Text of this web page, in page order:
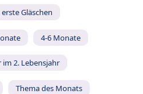
erste Gläschen
4-6 Monate
im 2. Lebensjahr
Thema des Monats